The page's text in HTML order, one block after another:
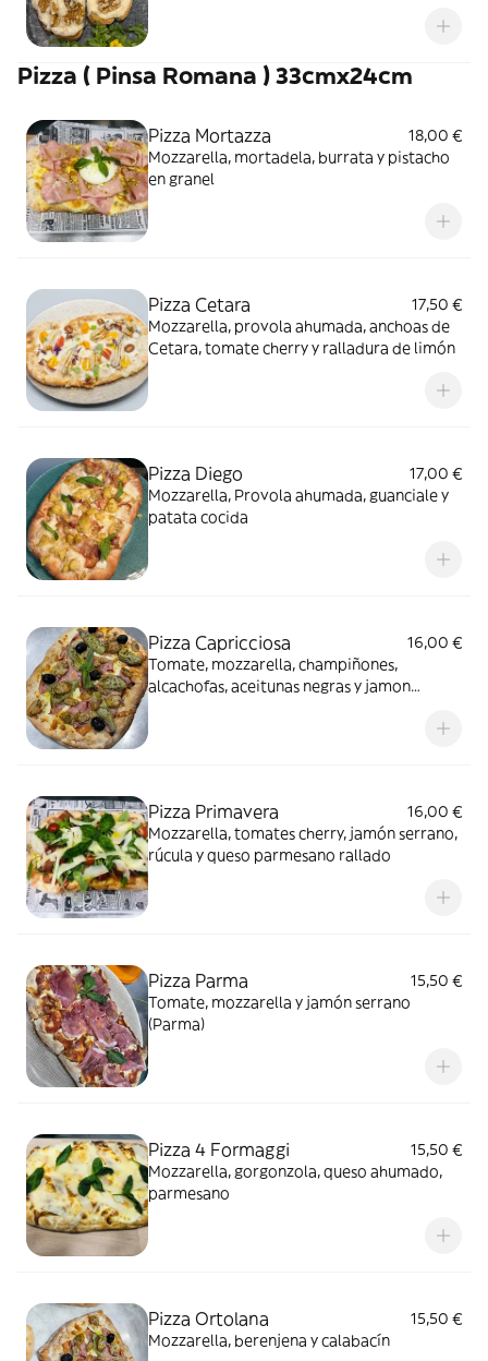
Pizza ( Pinsa Romana ) 33cmx24cm
Pizza Mortazza
18,00 €
Mozzarella, mortadela, burrata y pistacho
en granel
Pizza Cetara
17,50 €
Mozzarella, provola ahumada, anchoas de
Cetara, tomate cherry y ralladura de limón
Pizza Diego
17,00 €
Mozzarella, Provola ahumada, guanciale y
patata cocida
Pizza Capricciosa
16,00 €
Tomate, mozzarella, champiñones,
alcachofas, aceitunas negras y jamon
Pizza Primavera
16,00 €
Mozzarella, tomates cherry, jamón serrano,
rúcula y queso parmesano rallado
Pizza Parma
15,50 €
Tomate, mozzarella y jamón serrano
(Parma)
Pizza 4 Formaggi
15,50 €
Mozzarella, gorgonzola, queso ahumado,
parmesano
Pizza Ortolana
15,50 €
Mozzarella, berenjena y calabacín